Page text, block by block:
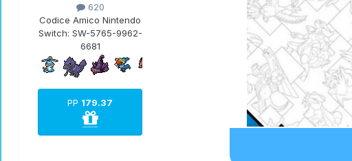
620
Codice Amico Nintendo
Switch: SW-5765-9962-
6681
PP 179.37